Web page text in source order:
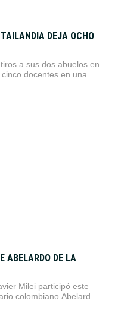
DEJA OCHO
a sus dos abuelos en
docentes en una
vida.
ABELARDO DE LA
Milei participó este
colombiano Abelardo
un bloque